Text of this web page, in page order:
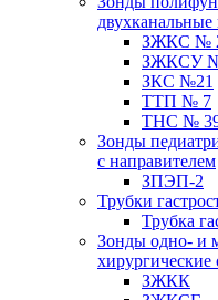
ЗЖКС №
ЗЖКСУ
ЗКС №21
ТТП № 7
ТНС №
Зонды
с направителем
ЗПЭП-2
Трубки
Трубка
Зонды одно- и
ЗЖКК